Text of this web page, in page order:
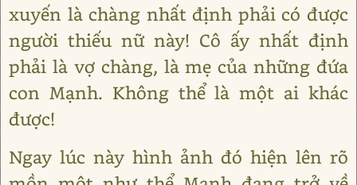
xuyến là chàng nhất định phải có được
người thiếu nữ này! Cô ấy nhất định
phải là vợ chàng, là mẹ của những đứa
con Mạnh. Không thể là một ai khác
được!
Ngay lúc này hình ảnh đó hiện lên rõ